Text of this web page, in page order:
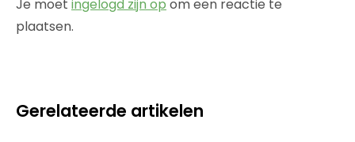
Je moet ingelogd zijn op om een reactie te
plaatsen.
Gerelateerde artikelen